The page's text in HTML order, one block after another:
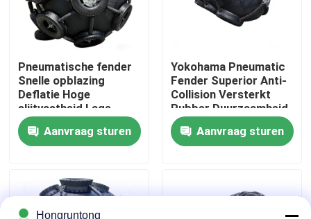
Kwaliteitscontrole
Vraag een offerte
Dok Rubberstootkussen
Pneumatisch Rubberstootkussen
Pneumatische fender
Snelle opblazing
Deflatie Hoge
slijtvastheid Lage
dagelijkse onderhoud
Aanvraag sturen
Yokohama Pneumatic
Fender Superior Anti-
Collision Versterkt
Rubber Duurzaamheid
Stabiel
Aanvraag sturen
Hongruntong